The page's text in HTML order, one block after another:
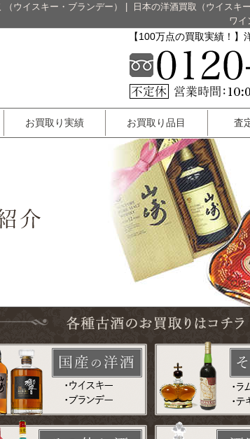
ウイスキー・ブランデー） 日本の洋酒買取（ウイスキ
ワイ
【100万点の買取実績！
お買取り実績 お買取り品目 査